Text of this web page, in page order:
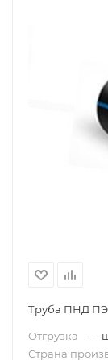
Труба ПНД ПЭ
Отгрузка —
Страна